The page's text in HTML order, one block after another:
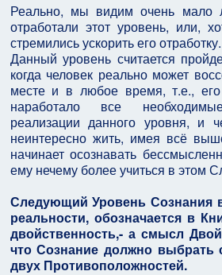
Реально, мы видим очень мало
отработали этот уровень, или,
стремились ускорить его отработку.
Данный уровень считается
когда человек реально может
месте и в любое время, т.е.,
наработало все
реализации данного уровня, и
неинтересно жить, имея всё
начинает осознавать
ему нечему более учиться в этом
Следующий Уровень Сознания
реальности, обозначается в
двойственность,- а смысл
что Сознание должно выбрать
двух Противоположностей.